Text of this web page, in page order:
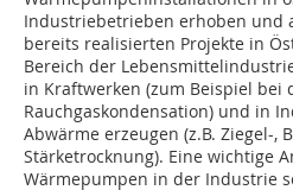
Industriebetrieben erhoben und
bereits realisierten Projekte in
Bereich der
in Kraftwerken (zum Beispiel bei
Rauchgaskondensation) und in
Abwärme erzeugen (z.B. Ziegel-,
Stärketrocknung). Eine wichtige
Wärmepumpen in der Industrie